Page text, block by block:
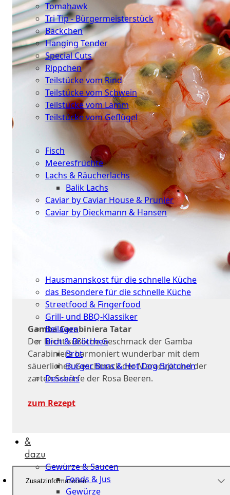
Tomahawk
Tri Tip - Bürgermeisterstück
Bäckchen
Hanging Tender
Special Cuts
Rippchen
Teilstücke vom Rind
Teilstücke vom Schwein
Teilstücke vom Lamm
Teilstücke vom Geflügel
Seafood
Fisch
Meeresfrüchte
Lachs & Räucherlachs
Balik Lachs
Caviar by Caviar House & Prunier
Caviar by Dieckmann & Hansen
Hausmannskost für die schnelle Küche
das Besondere für die schnelle Küche
Streetfood & Fingerfood
Grill- und BBQ-Klassiker
Beilagen
Brot & Brötchen
Brot
Burger Buns & Hot Dog Brötchen
Desserts
Neu
&
dazu
Gewürze & Saucen
Fonds & Jus
Gewürze
Gamba Carabiniera Tatar
Der leicht süßliche Geschmack der Gamba
Carabiniera harmoniert wunderbar mit dem
säuerlichen Geschmack der Maracuja und der
zarten Schärfe der Rosa Beeren.
zum Rezept
Zusatzinformationen